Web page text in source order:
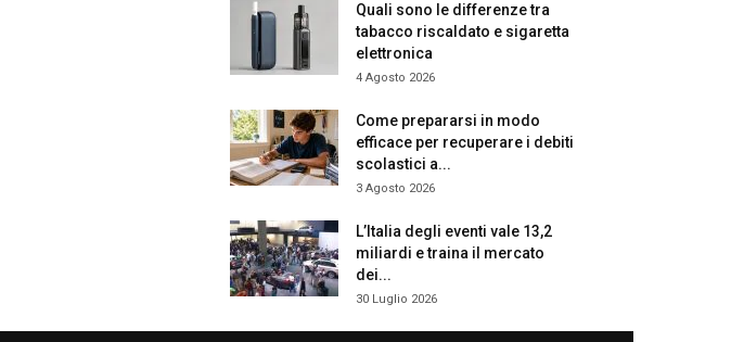
Quali sono le differenze tra
tabacco riscaldato e sigaretta
elettronica
4 Agosto 2026
Come prepararsi in modo
efficace per recuperare i debiti
scolastici a...
3 Agosto 2026
L’Italia degli eventi vale 13,2
miliardi e traina il mercato
dei...
30 Luglio 2026